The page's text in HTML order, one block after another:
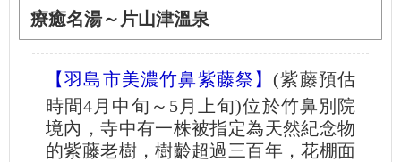
療癒名湯～片山津溫泉
【羽島市美濃竹鼻紫藤祭】 (紫藤預估
時間4月中旬～5月上旬)位於竹鼻別院
境內，寺中有一株被指定為天然紀念物
的紫藤老樹，樹齡超過三百年，花棚面